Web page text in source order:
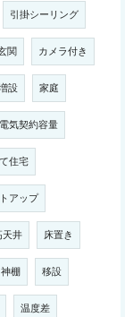
引掛シーリング
関 カメラ付き
設 家庭
電気契約容量
住宅
アップ
天井 床置き
神棚 移設
温度差